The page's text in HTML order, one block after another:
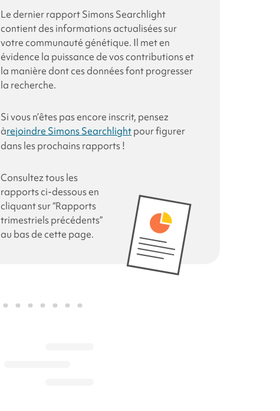
Le dernier rapportSimons Searchlight
contient des informations actualisées sur
votre communauté génétique. Il met en
évidence la puissance de vos contributions et
la manière dont ces données font progresser
la recherche.
Si vous n’êtes pas encore inscrit, pensez
àrejoindre Simons Searchlightpour figurer
dans les prochains rapports !
Consultez tous les
rapports ci-dessous en
cliquant sur “Rapports
trimestriels précédents”
au bas de cette page.